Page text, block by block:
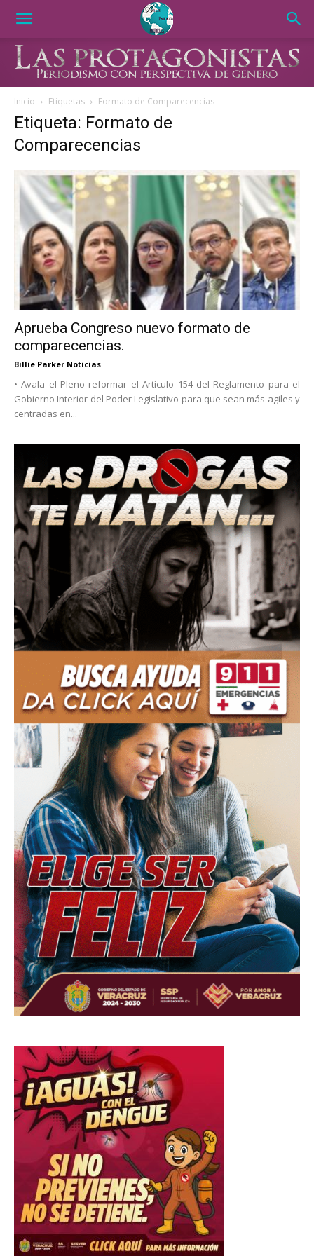
Inicio Etiquetas Formato de Comparecencias
Etiqueta: Formato de
Comparecencias
Aprueba Congreso nuevo formato de
comparecencias.
Billie Parker Noticias
• Avala el Pleno reformar el Artículo 154 del Reglamento para el
Gobierno Interior del Poder Legislativo para que sean más agiles y
centradas en...